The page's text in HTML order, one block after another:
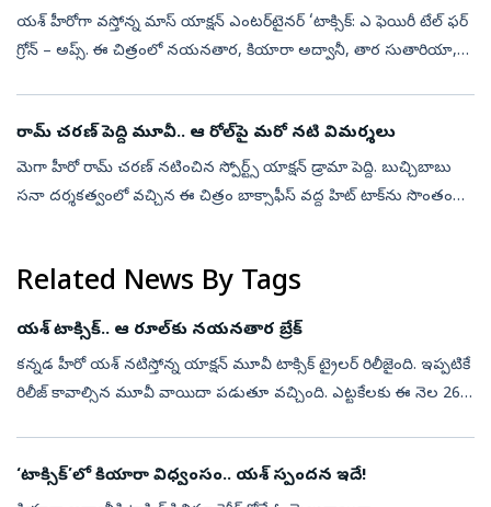
యశ్ హీరోగా వస్తోన్న మాస్ యాక్షన్‌ ఎంటర్‌టైనర్‌ ‘టాక్సిక్‌: ఎ ఫెయిరీ టేల్‌ ఫర్‌
గ్రోన్‌ – అప్స్‌. ఈ చిత్రంలో నయనతార, కియారా అద్వానీ, తార సుతారియా,
రామ్ చరణ్ పెద్ది మూవీ.. ఆ రోల్‌పై మరో నటి విమర్శలు
మెగా హీరో రామ్ చరణ్‌ నటించిన స్పోర్ట్స్ యాక్షన్ డ్రామా పెద్ది. బుచ్చిబాబు
సనా దర్శకత్వంలో వచ్చిన ఈ చిత్రం బాక్సాఫీస్ వద్ద హిట్ టాక్‌ను సొంతం
Related News By Tags
యశ్ టాక్సిక్.. ఆ రూల్‌కు నయనతార బ్రేక్
కన్నడ హీరో యశ్ నటిస్తోన్న యాక్షన్‌ మూవీ టాక్సిక్ ట్రైలర్ రిలీజైంది. ఇప్పటికే
రిలీజ్ కావాల్సిన మూవీ వాయిదా పడుతూ వచ్చింది. ఎట్టకేలకు ఈ నెల 26న
‘టాక్సిక్‌’లో కియారా విధ్వంసం.. యశ్‌ స్పందన ఇదే!